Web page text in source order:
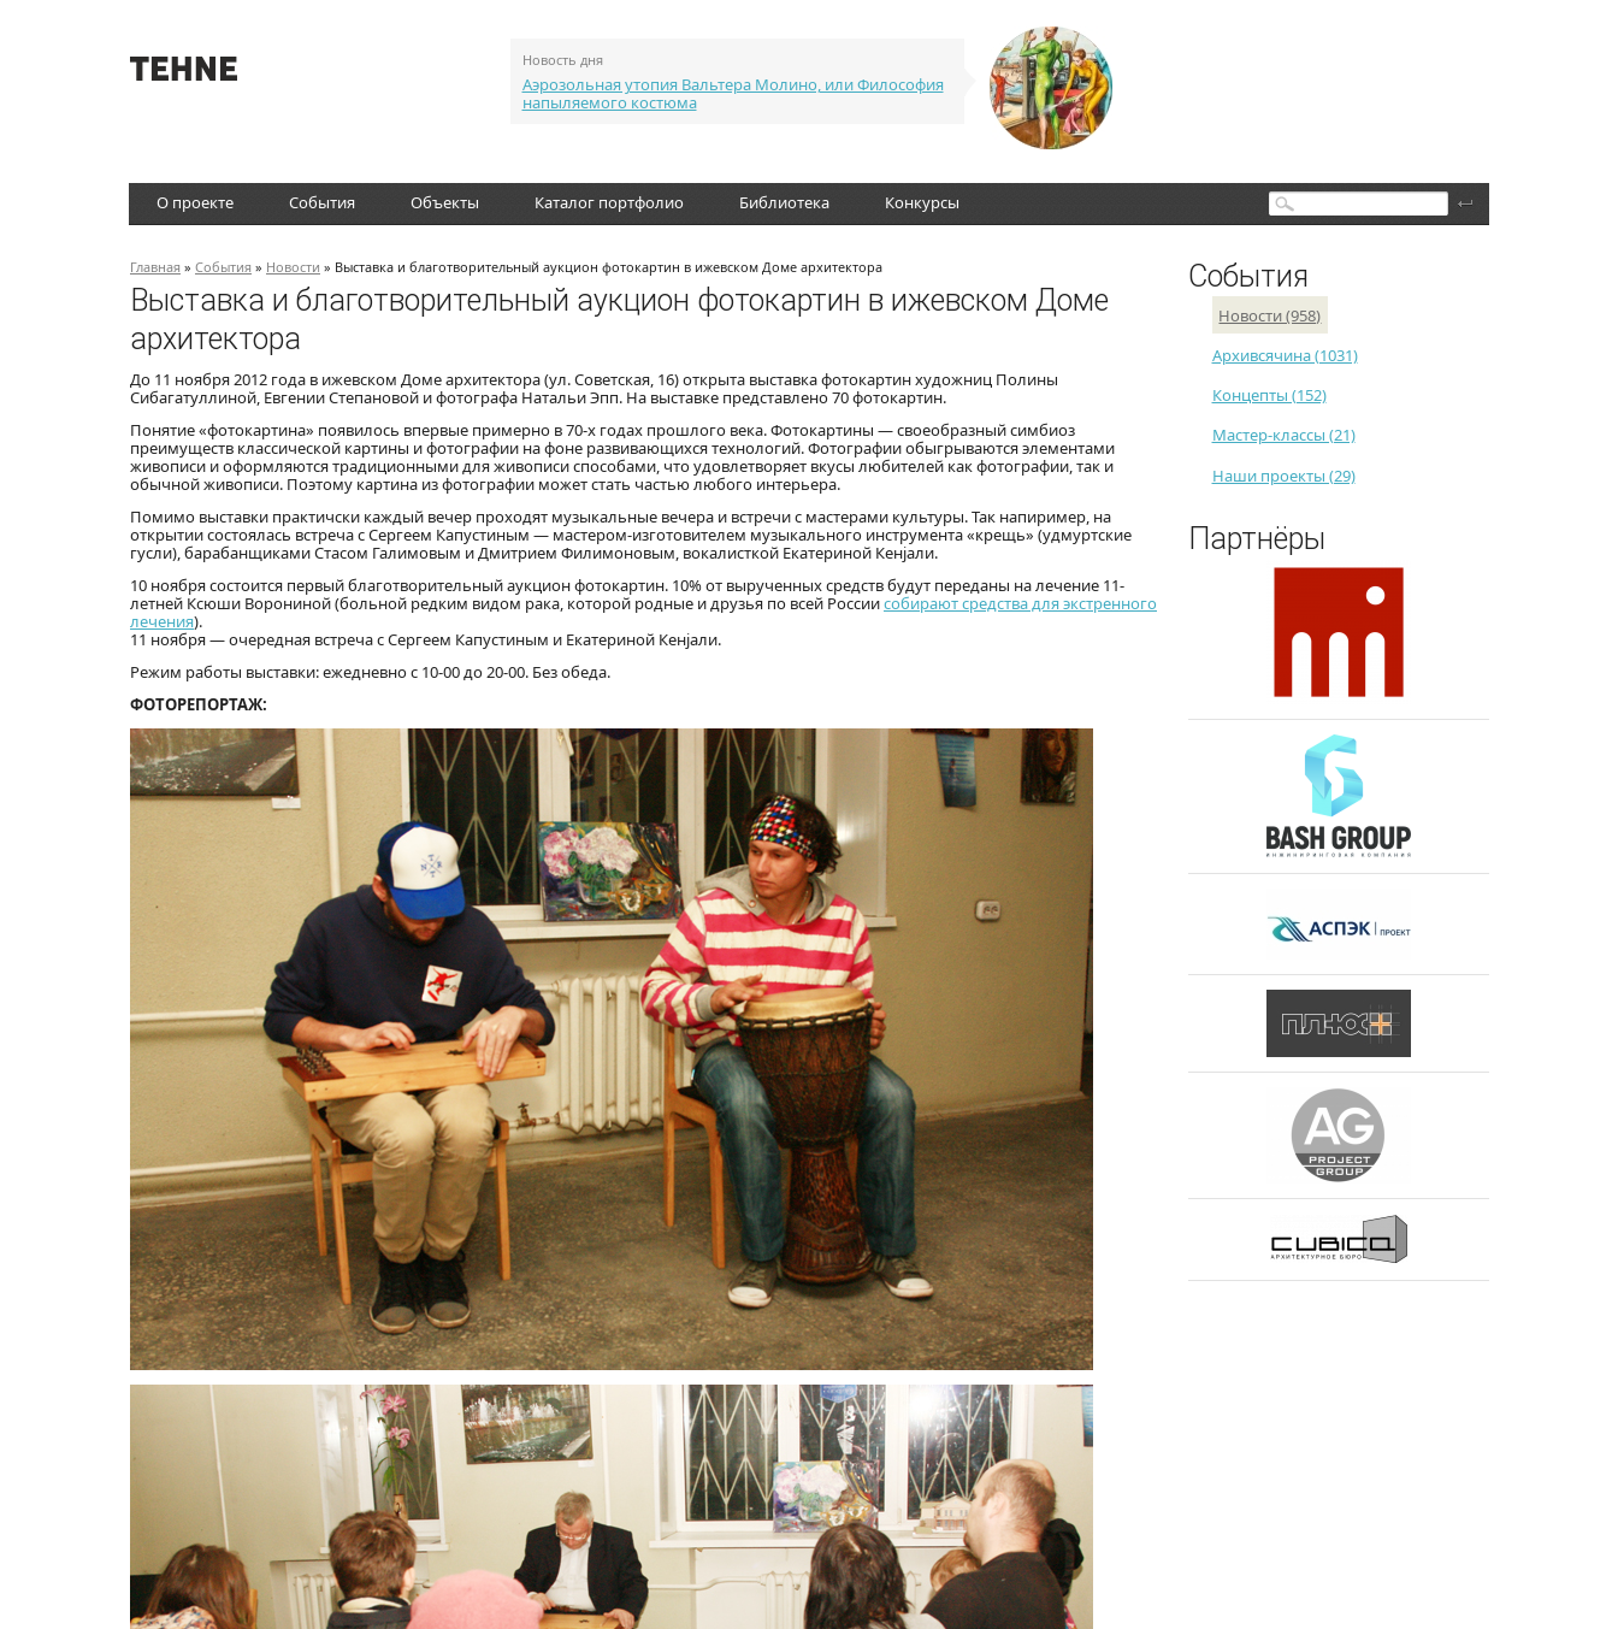
Новость дня
Аэрозольная утопия Вальтера Молино, или Философия
напыляемого костюма
О проекте События Объекты Каталог портфолио Библиотека Конкурсы Поиск
Главная » События » Новости » Выставка и благотворительный аукцион фотокартин в ижевском Доме архитектора
Выставка и благотворительный аукцион фотокартин в ижевском Доме
архитектора
До 11 ноября 2012 года в ижевском Доме архитектора (ул. Советская, 16) открыта выставка фотокартин художниц Полины
Сибагатуллиной, Евгении Степановой и фотографа Натальи Эпп. На выставке представлено 70 фотокартин.
Понятие «фотокартина» появилось впервые примерно в 70-х годах прошлого века. Фотокартины — своеобразный симбиоз
преимуществ классической картины и фотографии на фоне развивающихся технологий. Фотографии обыгрываются элементами
живописи и оформляются традиционными для живописи способами, что удовлетворяет вкусы любителей как фотографии, так и
обычной живописи. Поэтому картина из фотографии может стать частью любого интерьера.
Помимо выставки практичски каждый вечер проходят музыкальные вечера и встречи с мастерами культуры. Так напиример, на
открытии состоялась встреча с Сергеем Капустиным — мастером-изготовителем музыкального инструмента «крещь» (удмуртские
гусли), барабанщиками Стасом Галимовым и Дмитрием Филимоновым, вокалисткой Екатериной Кенjали.
10 ноября состоится первый благотворительный аукцион фотокартин. 10% от вырученных средств будут переданы на лечение 11-
летней Ксюши Ворониной (больной редким видом рака, которой родные и друзья по всей Россиисобирают средства для экстренного
лечения).
11 ноября — очередная встреча с Сергеем Капустиным и Екатериной Кенjали.
Режим работы выставки: ежедневно с 10-00 до 20-00. Без обеда.
ФОТОРЕПОРТАЖ:
События
Новости (958)
Архивсячина (1031)
Концепты (152)
Мастер-классы (21)
Наши проекты (29)
Партнёры